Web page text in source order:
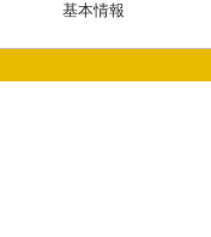
基本情報